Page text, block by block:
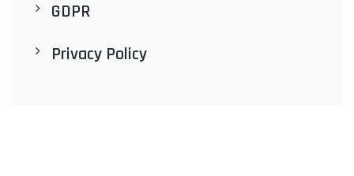
GDPR
Privacy Policy